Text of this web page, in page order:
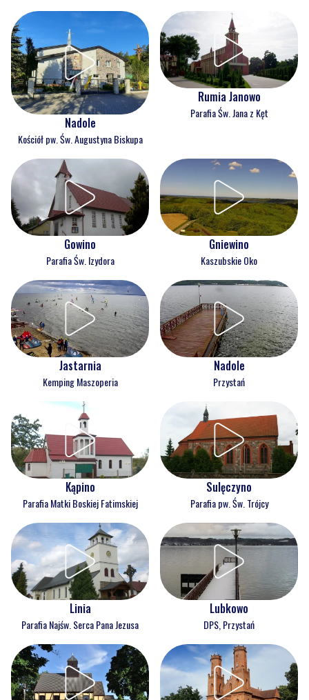
Nadole
Kościół pw. Św. Augustyna Biskupa
Rumia Janowo
Parafia Św. Jana z Kęt
Gowino
Parafia Św. Izydora
Gniewino
Kaszubskie Oko
Jastarnia
Kemping Maszoperia
Nadole
Przystań
Kąpino
Parafia Matki Boskiej Fatimskiej
Sulęczyno
Parafia pw. Św. Trójcy
Linia
Parafia Najśw. Serca Pana Jezusa
Lubkowo
DPS, Przystań